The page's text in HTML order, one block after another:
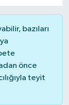
bazıları
önce
teyit